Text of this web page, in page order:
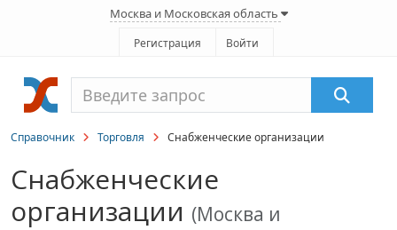
Москва и Московская область
Регистрация Войти
Справочник Торговля Снабженческие организации
Снабженческие
организации (Москва и